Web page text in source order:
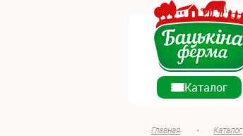
Каталог
Главная • Каталог